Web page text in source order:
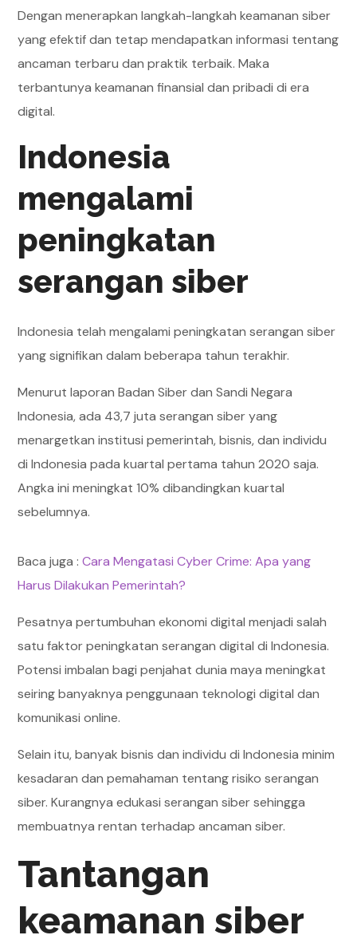
Dengan menerapkan langkah-langkah keamanan siber
yang efektif dan tetap mendapatkan informasi tentang
ancaman terbaru dan praktik terbaik. Maka
terbantunya keamanan finansial dan pribadi di era
digital.
Indonesia
mengalami
peningkatan
serangan siber
Indonesia telah mengalami peningkatan serangan siber
yang signifikan dalam beberapa tahun terakhir.
Menurut laporan Badan Siber dan Sandi Negara
Indonesia, ada 43,7 juta serangan siber yang
menargetkan institusi pemerintah, bisnis, dan individu
di Indonesia pada kuartal pertama tahun 2020 saja.
Angka ini meningkat 10% dibandingkan kuartal
sebelumnya.
Baca juga :Cara Mengatasi Cyber Crime: Apa yang
Harus Dilakukan Pemerintah?
Pesatnya pertumbuhan ekonomi digital menjadi salah
satu faktor peningkatan serangan digital di Indonesia.
Potensi imbalan bagi penjahat dunia maya meningkat
seiring banyaknya penggunaan teknologi digital dan
komunikasi online.
Selain itu, banyak bisnis dan individu di Indonesia minim
kesadaran dan pemahaman tentang risiko serangan
siber. Kurangnya edukasi serangan siber sehingga
membuatnya rentan terhadap ancaman siber.
Tantangan
keamanan siber